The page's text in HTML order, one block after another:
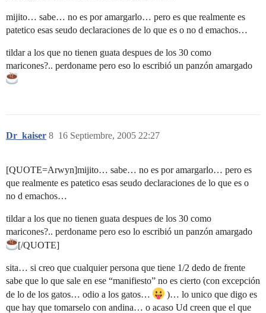
mijito… sabe… no es por amargarlo… pero es que realmente es
patetico esas seudo declaraciones de lo que es o no d emachos…
tildar a los que no tienen guata despues de los 30 como
maricones?.. perdoname pero eso lo escribió un panzón amargado
Dr_kaiser 16 Septiembre, 2005 22:27
8
[QUOTE=Arwyn]mijito… sabe… no es por amargarlo… pero es
que realmente es patetico esas seudo declaraciones de lo que es o
no d emachos…
tildar a los que no tienen guata despues de los 30 como
maricones?.. perdoname pero eso lo escribió un panzón amargado
[/QUOTE]
sita… si creo que cualquier persona que tiene 1/2 dedo de frente
sabe que lo que sale en ese “manifiesto” no es cierto (con excepción
de lo de los gatos… odio a los gatos…
)… lo unico que digo es
que hay que tomarselo con andina… o acaso Ud creen que el que